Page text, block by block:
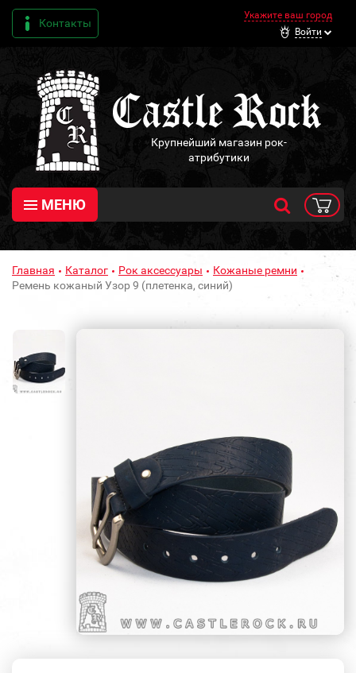
Контакты
Укажите ваш город
Войти
Крупнейший магазин рок-
атрибутики
МЕНЮ
Главная Каталог Рок аксессуары
Кожаные ремни
Ремень кожаный Узор 9 (плетенка, синий)